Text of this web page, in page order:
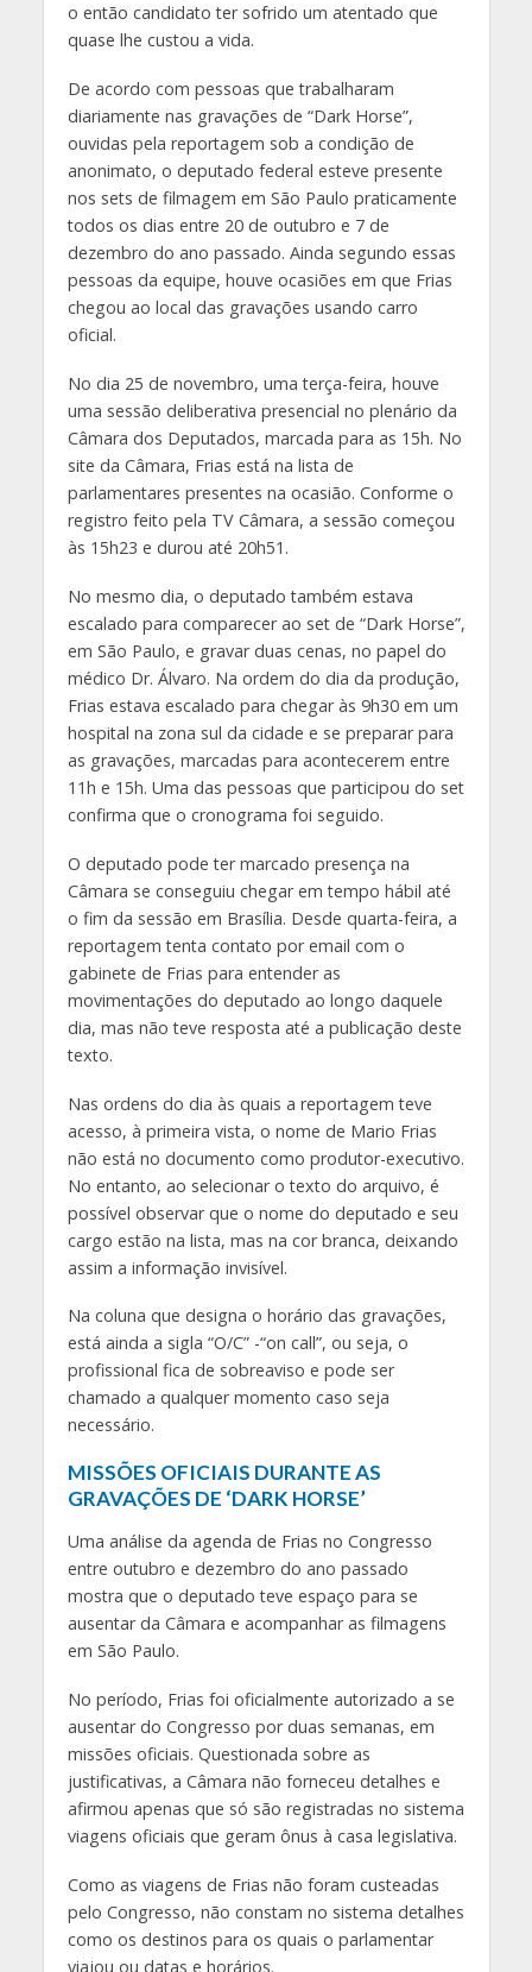
o então candidato ter sofrido um atentado que
quase lhe custou a vida.
De acordo com pessoas que trabalharam
diariamente nas gravações de “Dark Horse”,
ouvidas pela reportagem sob a condição de
anonimato, o deputado federal esteve presente
nos sets de filmagem em São Paulo praticamente
todos os dias entre 20 de outubro e 7 de
dezembro do ano passado. Ainda segundo essas
pessoas da equipe, houve ocasiões em que Frias
chegou ao local das gravações usando carro
oficial.
No dia 25 de novembro, uma terça-feira, houve
uma sessão deliberativa presencial no plenário da
Câmara dos Deputados, marcada para as 15h. No
site da Câmara, Frias está na lista de
parlamentares presentes na ocasião. Conforme o
registro feito pela TV Câmara, a sessão começou
às 15h23 e durou até 20h51.
No mesmo dia, o deputado também estava
escalado para comparecer ao set de “Dark Horse”,
em São Paulo, e gravar duas cenas, no papel do
médico Dr. Álvaro. Na ordem do dia da produção,
Frias estava escalado para chegar às 9h30 em um
hospital na zona sul da cidade e se preparar para
as gravações, marcadas para acontecerem entre
11h e 15h. Uma das pessoas que participou do set
confirma que o cronograma foi seguido.
O deputado pode ter marcado presença na
Câmara se conseguiu chegar em tempo hábil até
o fim da sessão em Brasília. Desde quarta-feira, a
reportagem tenta contato por email com o
gabinete de Frias para entender as
movimentações do deputado ao longo daquele
dia, mas não teve resposta até a publicação deste
texto.
Nas ordens do dia às quais a reportagem teve
acesso, à primeira vista, o nome de Mario Frias
não está no documento como produtor-executivo.
No entanto, ao selecionar o texto do arquivo, é
possível observar que o nome do deputado e seu
cargo estão na lista, mas na cor branca, deixando
assim a informação invisível.
Na coluna que designa o horário das gravações,
está ainda a sigla “O/C” -“on call”, ou seja, o
profissional fica de sobreaviso e pode ser
chamado a qualquer momento caso seja
necessário.
MISSÕES OFICIAIS DURANTE AS
GRAVAÇÕES DE ‘DARK HORSE’
Uma análise da agenda de Frias no Congresso
entre outubro e dezembro do ano passado
mostra que o deputado teve espaço para se
ausentar da Câmara e acompanhar as filmagens
em São Paulo.
No período, Frias foi oficialmente autorizado a se
ausentar do Congresso por duas semanas, em
missões oficiais. Questionada sobre as
justificativas, a Câmara não forneceu detalhes e
afirmou apenas que só são registradas no sistema
viagens oficiais que geram ônus à casa legislativa.
Como as viagens de Frias não foram custeadas
pelo Congresso, não constam no sistema detalhes
como os destinos para os quais o parlamentar
viajou ou datas e horários.